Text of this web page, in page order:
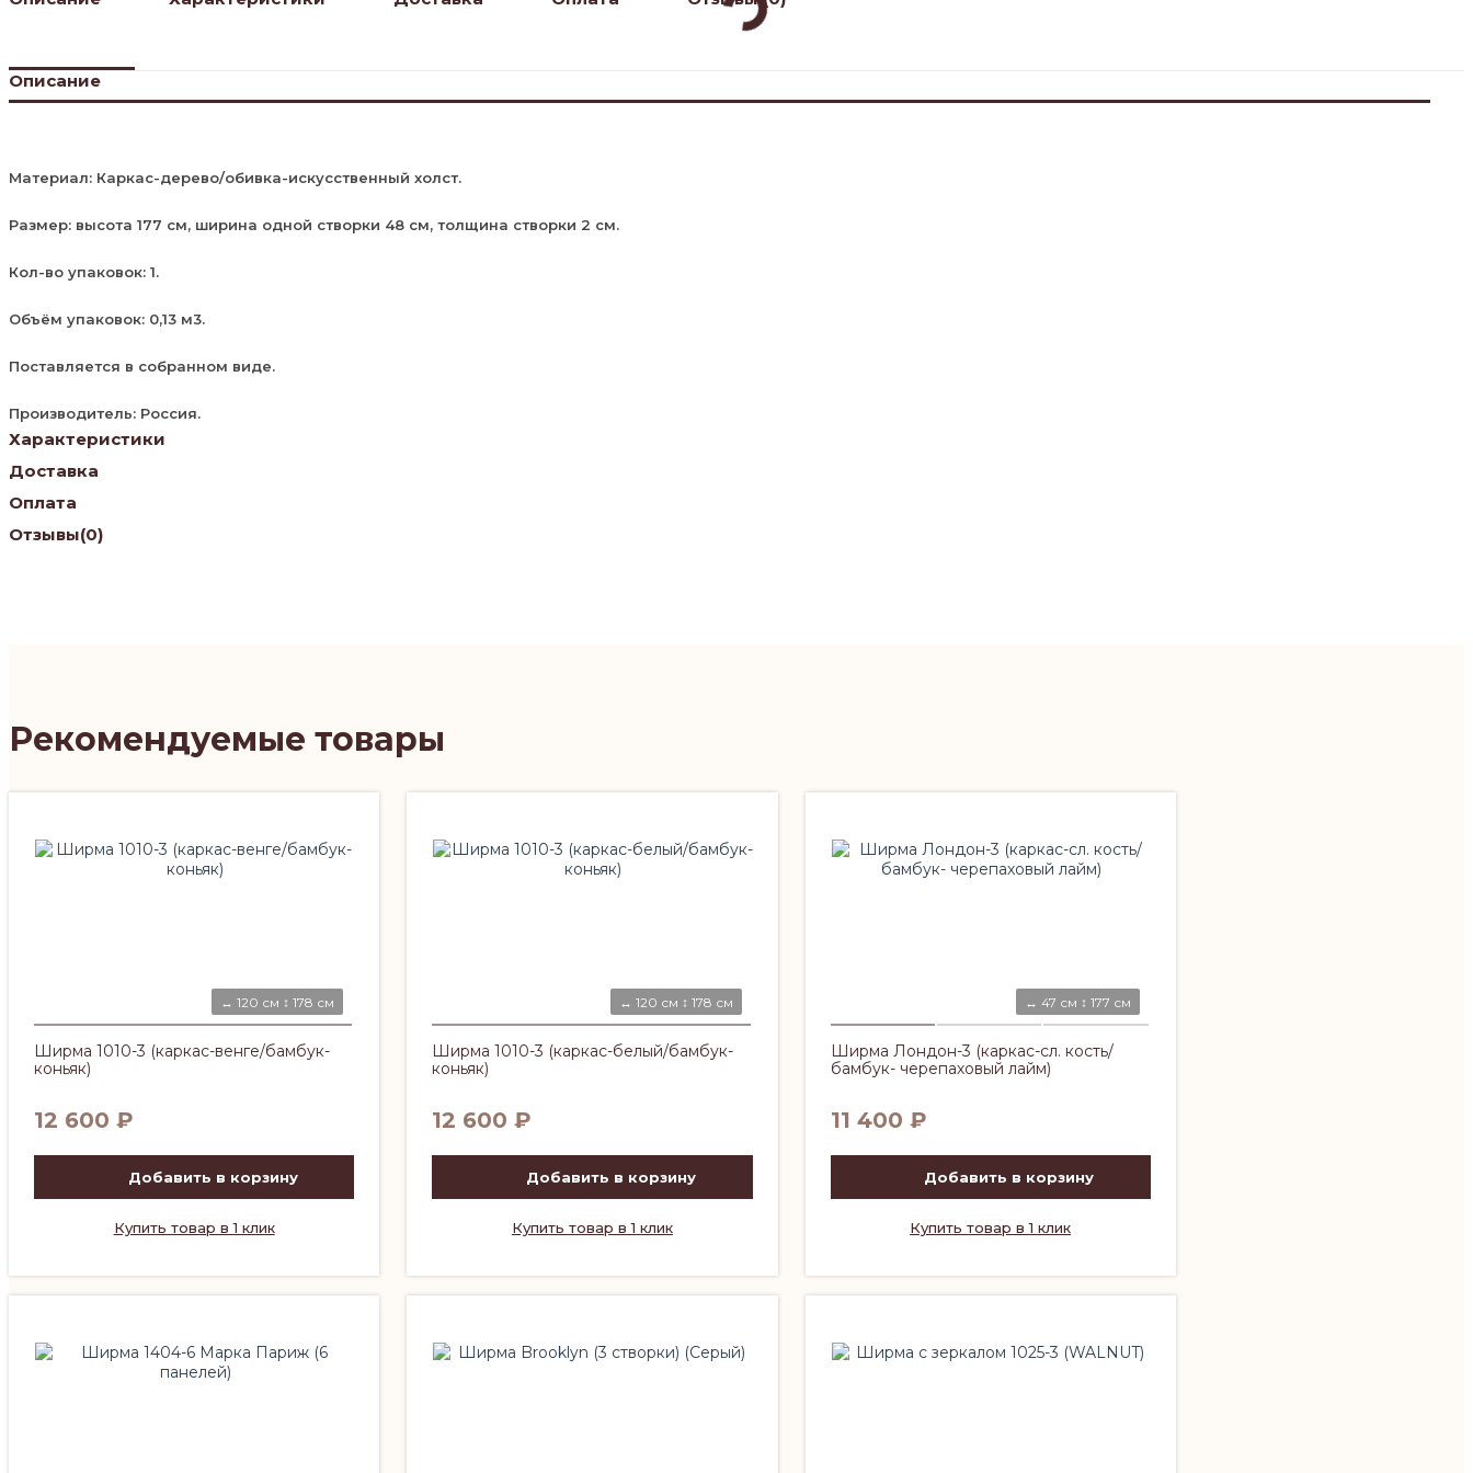
Описание
Материал: Каркас-дерево/обивка-искусственный холст.
Размер: высота 177 см, ширина одной створки 48 см, толщина створки 2 см.
Кол-во упаковок: 1.
Объём упаковок: 0,13 м3.
Поставляется в собранном виде.
Производитель: Россия.
Характеристики
Доставка
Оплата
Отзывы(0)
Рекомендуемые товары
↔ 120 см ↕ 178 см
Ширма 1010-3 (каркас-венге/бамбук-
коньяк)
12 600 ₽
Добавить в корзину
Купить товар в 1 клик
↔ 120 см ↕ 178 см
Ширма 1010-3 (каркас-белый/бамбук-
коньяк)
12 600₽
Добавить в корзину
Купить товар в 1 клик
↔ 47 см ↕ 177 см
Ширма Лондон-3 (каркас-сл. кость/
бамбук- черепаховый лайм)
11 400 ₽
Добавить в корзину
Купить товар в 1 клик